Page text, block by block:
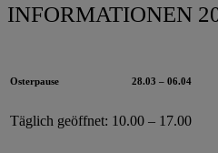
INFORMATIONEN
Osterpause 28.03 – 06.04
Täglich geöffnet: 10.00 – 17.00